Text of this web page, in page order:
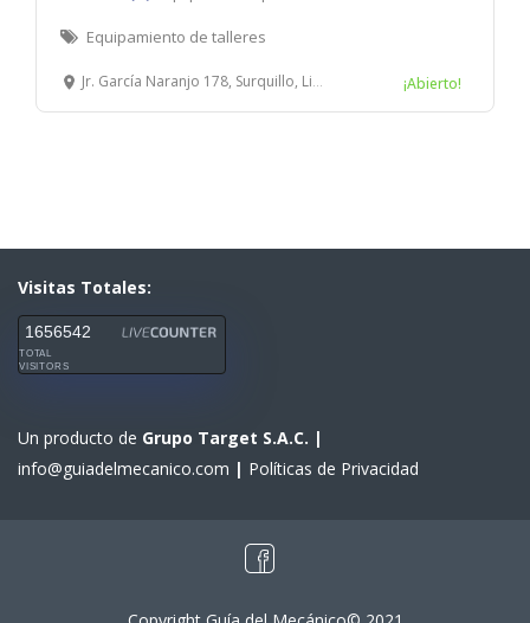
Equipamiento de talleres
Jr. García Naranjo 178, Surquillo, Lima, Perú ¡Abierto!
Visitas Totales:
1656542
TOTAL
VISITORS
Un producto de Grupo Target S.A.C. |
info@guiadelmecanico.com | Políticas de Privacidad